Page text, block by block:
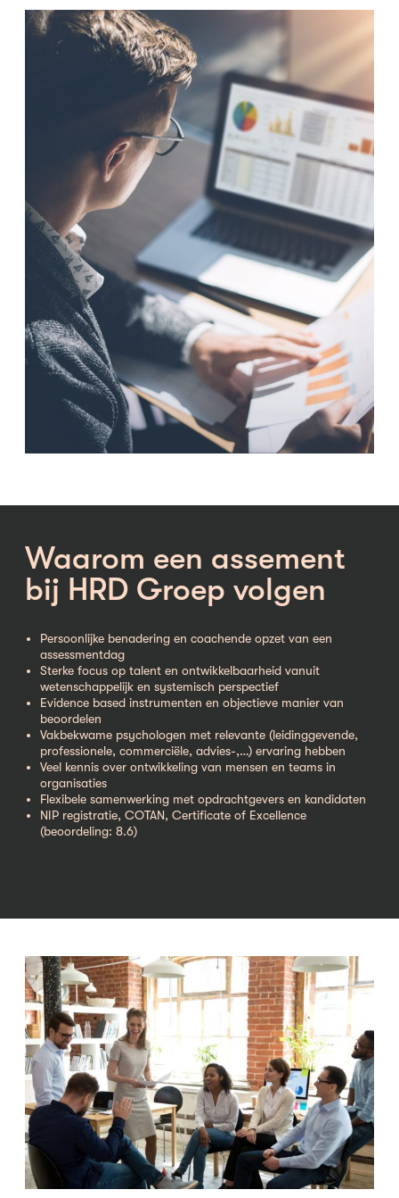
Waarom een assement
bij HRD Groep volgen
Persoonlijke benadering en coachende opzet van een
assessmentdag
Sterke focus op talent en ontwikkelbaarheid vanuit
wetenschappelijk en systemisch perspectief
Evidence based instrumenten en objectieve manier van
beoordelen
Vakbekwame psychologen met relevante (leidinggevende,
professionele, commerciële, advies-,…) ervaring hebben
Veel kennis over ontwikkeling van mensen en teams in
organisaties
Flexibele samenwerking met opdrachtgevers en kandidaten
NIP registratie, COTAN, Certificate of Excellence
(beoordeling: 8.6)